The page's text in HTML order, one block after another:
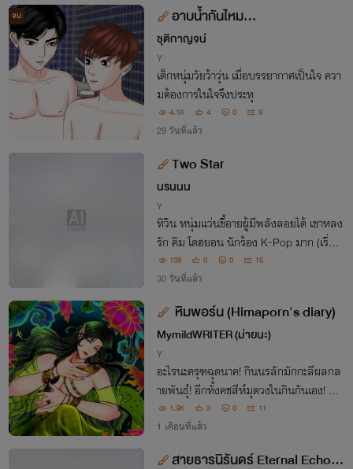
จบ อาบน้ำกันไหม...
ชุติกาญจน์
Y
เด็กหนุ่มวัยว้าวุ่น เมื่อบรรยากาศเป็นใจ ควา
มต้องการในใจจึงประทุ
4.1K 4 0 9
29 วันที่แล้ว
Two Star
นรนนน
Y
ทิวิน หนุ่มแว่นขี้อายผู้มีพลังลอยได้ เขาหลง
รัก คิม โดฮยอน นักร้อง K-Pop มาก (เรื่อง
นี้สร้างเพื่อช่วยประชาสัมพันธ์ทะเลสาปดอก
บัวแดง อ.กุมภวาปี จ.อุดรธานี)
139 0 0 15
30 วันที่แล้ว
หิมพอร์น (Himaporn's diary)
MymildWRITER (ม่ายนะ)
Y
อะไรนะครุฑฉุดนาค! กินนรลักมักกะลีผลกล
ายพันธ์ุ! อีกทั้งคชสีห์มุดวงในกินกันเอง! นี่มั
นหิมพานต์เซิร์ฟไหนกัน?
1.9K 3 0 11
1 เดือนที่แล้ว
สายธารนิรันดร์ Eternal Echo